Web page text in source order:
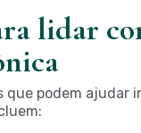
lidar
que podem ajudar